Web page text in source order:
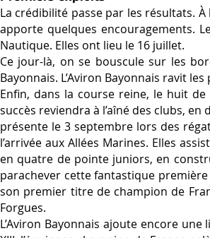
La crédibilité passe par les résultats.
apporte quelques encouragements.
Nautique. Elles ont lieu le 16 juillet.
Ce jour-là, on se bouscule sur les
Bayonnais. L’Aviron Bayonnais ravit
Enfin, dans la course reine, le huit de
succès reviendra à l’aîné des clubs,
présente le 3 septembre lors des
l’arrivée aux Allées Marines. Elles
en quatre de pointe juniors, en
parachever cette fantastique
son premier titre de champion de
Forgues.
L’Aviron Bayonnais ajoute encore